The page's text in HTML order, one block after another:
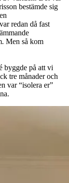
bestämde sig
redan då fast
Men så kom
byggde på att vi
tre månader och
var “isolera er”